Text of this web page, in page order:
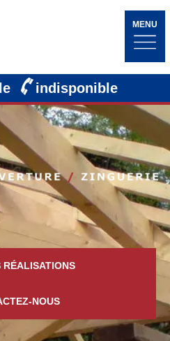
MENU
indisponible
RÉALISATIONS
NOUS